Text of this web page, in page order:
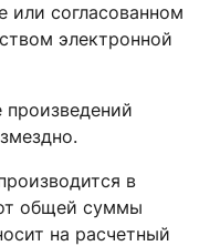
или согласованном
электронной
произведений
в
общей суммы
на расчетный